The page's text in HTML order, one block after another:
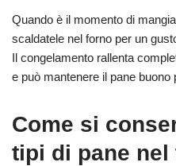
Quando è il momento di
scaldatele nel forno per un
Il congelamento rallenta
e può mantenere il pane buono
Come si
tipi di pane nel